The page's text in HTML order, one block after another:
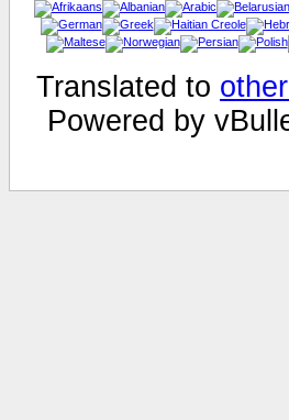
Translated to
Powered by